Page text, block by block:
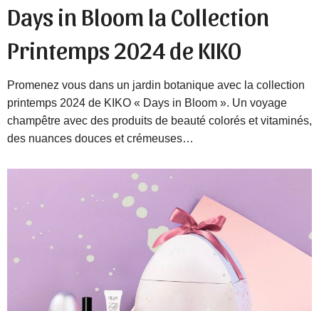
Days in Bloom la Collection
Printemps 2024 de KIKO
Promenez vous dans un jardin botanique avec la collection
printemps 2024 de KIKO « Days in Bloom ». Un voyage
champêtre avec des produits de beauté colorés et vitaminés,
des nuances douces et crémeuses…